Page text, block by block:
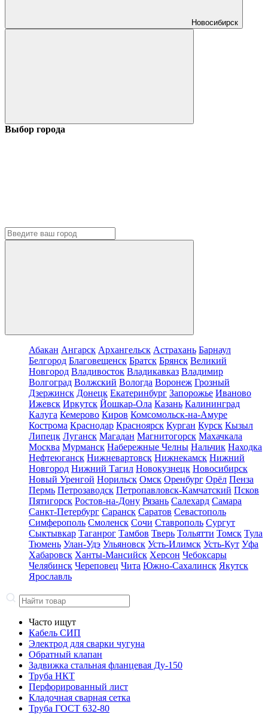
Новосибирск
Выбор города
Абакан Ангарск Архангельск Астрахань Барнаул
Белгород Благовещенск Братск Брянск Великий
Новгород Владивосток Владикавказ Владимир
Волгоград Волжский Вологда Воронеж Грозный
Дзержинск Донецк Екатеринбург Запорожье Иваново
Ижевск Иркутск Йошкар-Ола Казань Калининград
Калуга Кемерово Киров Комсомольск-на-Амуре
Кострома Краснодар Красноярск Курган Курск Кызыл
Липецк Луганск Магадан Магнитогорск Махачкала
Москва Мурманск Набережные Челны Нальчик Находка
Нефтеюганск Нижневартовск Нижнекамск Нижний
Новгород Нижний Тагил Новокузнецк Новосибирск
Новый Уренгой Норильск Омск Оренбург Орёл Пенза
Пермь Петрозаводск Петропавловск-Камчатский Псков
Пятигорск Ростов-на-Дону Рязань Салехард Самара
Санкт-Петербург Саранск Саратов Севастополь
Симферополь Смоленск Сочи Ставрополь Сургут
Сыктывкар Таганрог Тамбов Тверь Тольятти Томск Тула
Тюмень Улан-Удэ Ульяновск Усть-Илимск Усть-Кут Уфа
Хабаровск Ханты-Мансийск Херсон Чебоксары
Челябинск Череповец Чита Южно-Сахалинск Якутск
Ярославль
Часто ищут
Кабель СИП
Электрод для сварки чугуна
Обратный клапан
Задвижка стальная фланцевая Ду-150
Труба НКТ
Перфорированный лист
Кладочная сварная сетка
Труба ГОСТ 632-80